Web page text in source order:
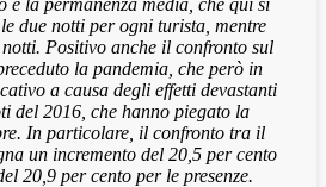
è la permanenza media, che qui si
due notti per ogni turista, mentre
Positivo anche il confronto sul
la pandemia, che però in
a causa degli effetti devastanti
del 2016, che hanno piegato la
In particolare, il confronto tra il
un incremento del 20,5 per cento
20,9 per cento per le presenze.